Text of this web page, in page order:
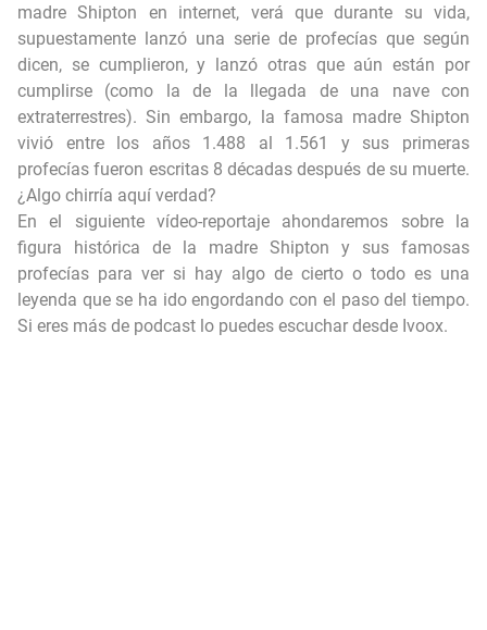
madre Shipton en internet, verá que durante su vida,
supuestamente lanzó una serie de profecías que según
dicen, se cumplieron, y lanzó otras que aún están por
cumplirse (como la de la llegada de una nave con
extraterrestres). Sin embargo, la famosa madre Shipton
vivió entre los años 1.488 al 1.561 y sus primeras
profecías fueron escritas 8 décadas después de su muerte.
¿Algo chirría aquí verdad?
En el siguiente vídeo-reportaje ahondaremos sobre la
figura histórica de la madre Shipton y sus famosas
profecías para ver si hay algo de cierto o todo es una
leyenda que se ha ido engordando con el paso del tiempo.
Si eres más de podcast lo puedes escuchar desde Ivoox.